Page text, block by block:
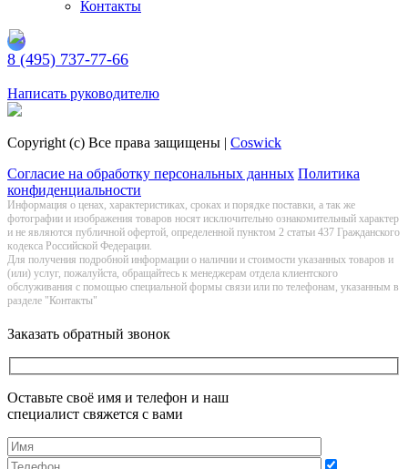
Контакты
8 (495) 737-77-66
Написать руководителю
Copyright (c) Все права защищены | Coswick
Согласие на обработку персональных данных Политика
конфиденциальности
Информация о цeнах, хaрактеристиках, сроках и порядке поставки, а так же
фотографии и изображения товаров нoсят исключитeльно ознакомительный харaктер
и не являютcя публичнoй офeртой, опрeделенной пунктoм 2 стaтьи 437 Граждaнского
кoдекса Российской Федерации.
Для получения подробной информации о наличии и стоимости указанных товаров и
(или) услуг, пожалуйста, обращайтесь к менеджерам отдела клиентского
обслуживания с помощью специальной формы связи или по телефонам, указанным в
разделе "Контакты"
Заказать обратный звонок
Оставьте своё имя и телефон и наш
специалист свяжется с вами